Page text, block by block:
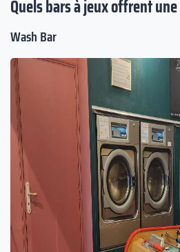
Quels bars à jeux offrent
Wash Bar